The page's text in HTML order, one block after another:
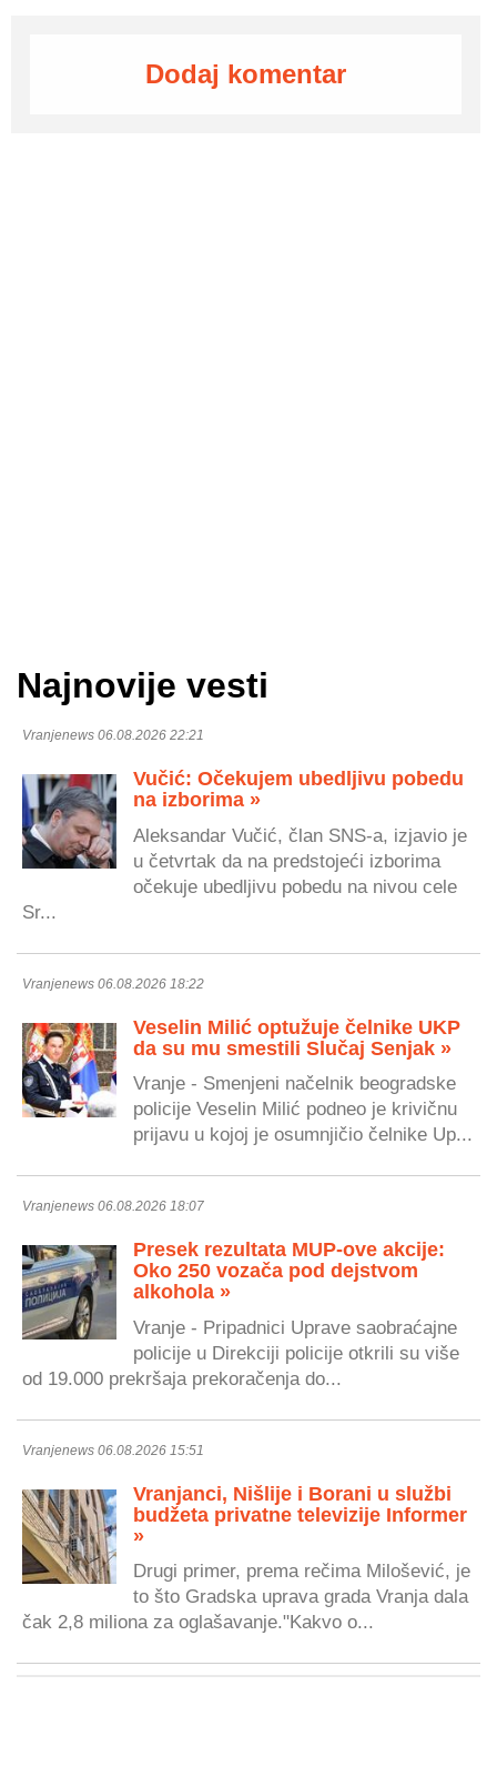
Dodaj komentar
Najnovije vesti
Vranjenews 06.08.2026 22:21
Vučić: Očekujem ubedljivu pobedu
na izborima »
Aleksandar Vučić, član SNS-a, izjavio je
u četvrtak da na predstojeći izborima
očekuje ubedljivu pobedu na nivou cele
Sr...
Vranjenews 06.08.2026 18:22
Veselin Milić optužuje čelnike UKP
da su mu smestili Slučaj Senjak »
Vranje - Smenjeni načelnik beogradske
policije Veselin Milić podneo je krivičnu
prijavu u kojoj je osumnjičio čelnike Up...
Vranjenews 06.08.2026 18:07
Presek rezultata MUP-ove akcije:
Oko 250 vozača pod dejstvom
alkohola »
Vranje - Pripadnici Uprave saobraćajne
policije u Direkciji policije otkrili su više
od 19.000 prekršaja prekoračenja do...
Vranjenews 06.08.2026 15:51
Vranjanci, Nišlije i Borani u službi
budžeta privatne televizije Informer
»
Drugi primer, prema rečima Milošević, je
to što Gradska uprava grada Vranja dala
čak 2,8 miliona za oglašavanje."Kakvo o...